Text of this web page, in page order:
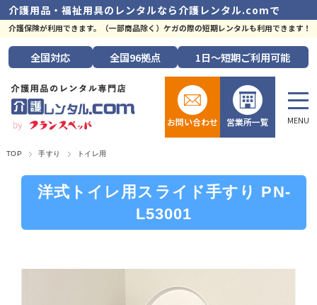
介護用品・福祉用具のレンタルなら 介護レンタル.comで
介護保険が利用できます。（一部商品除く）ケガの際の短期レンタルも利用できます！
全国対応 全国96拠点 1日～短期ご利用可能
お問い合わせ 営業所一覧
TOP 手すり トイレ用
洋式トイレ用スライド手すり PN-
L53001